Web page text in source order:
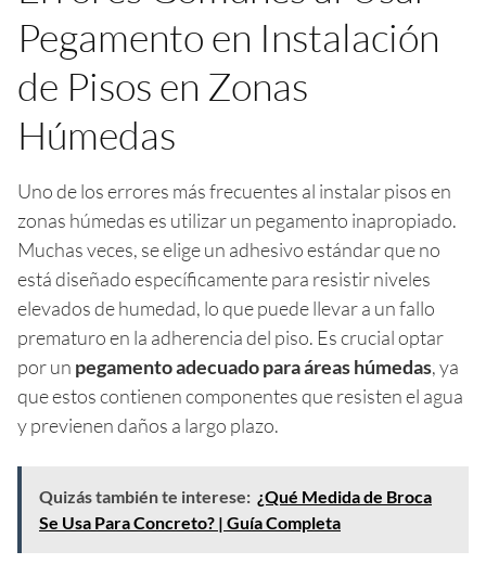
Pegamento en Instalación
de Pisos en Zonas
Húmedas
Uno de los errores más frecuentes al instalar pisos en
zonas húmedas es utilizar un pegamento inapropiado.
Muchas veces, se elige un adhesivo estándar que no
está diseñado específicamente para resistir niveles
elevados de humedad, lo que puede llevar a un fallo
prematuro en la adherencia del piso. Es crucial optar
por un pegamento adecuado para áreas húmedas, ya
que estos contienen componentes que resisten el agua
y previenen daños a largo plazo.
Quizás también te interese: ¿Qué Medida de Broca
Se Usa Para Concreto? | Guía Completa